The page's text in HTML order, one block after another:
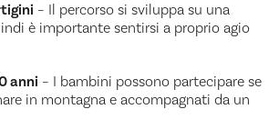
– Il percorso si sviluppa su una
è importante sentirsi a proprio agio
anni– I bambini possono partecipare se
in montagna e accompagnati da un